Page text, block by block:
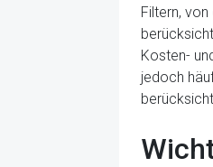
Filtern,
Kosten-
jedoch